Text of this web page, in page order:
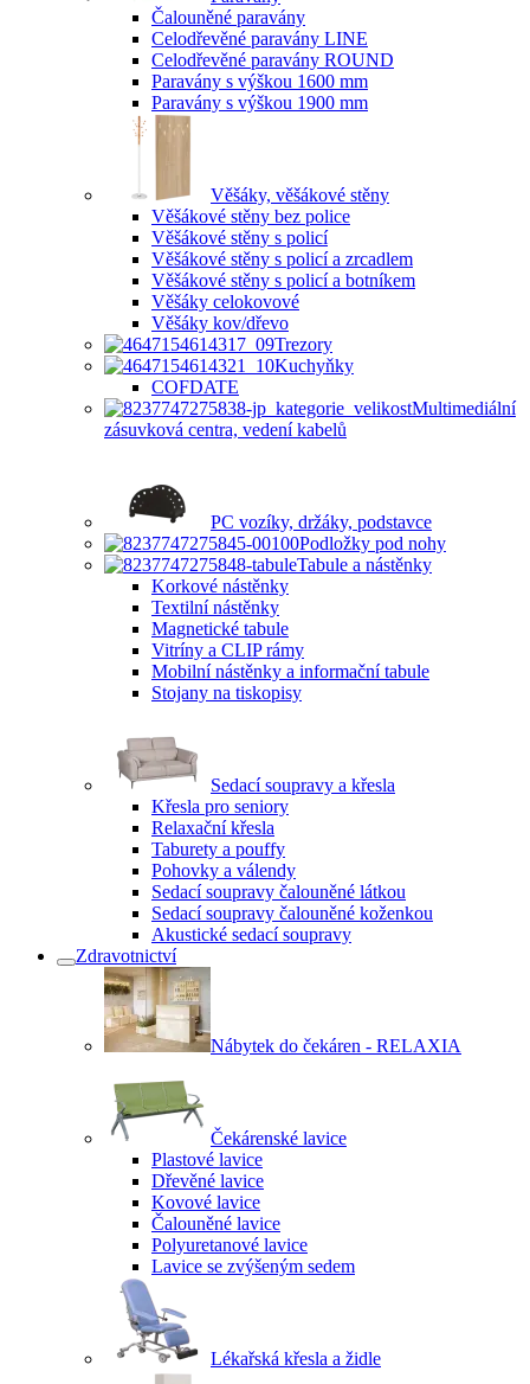
Čalouněné paravány
Celodřevěné paravány LINE
Celodřevěné paravány ROUND
Paravány s výškou 1600 mm
Paravány s výškou 1900 mm
Věšáky, věšákové stěny
Věšákové stěny bez police
Věšákové stěny s policí
Věšákové stěny s policí a zrcadlem
Věšákové stěny s policí a botníkem
Věšáky celokovové
Věšáky kov/dřevo
Trezory
Kuchyňky
COFDATE
Multimediální
zásuvková centra, vedení kabelů
PC vozíky, držáky, podstavce
Podložky pod nohy
Tabule a nástěnky
Korkové nástěnky
Textilní nástěnky
Magnetické tabule
Vitríny a CLIP rámy
Mobilní nástěnky a informační tabule
Stojany na tiskopisy
Sedací soupravy a křesla
Křesla pro seniory
Relaxační křesla
Taburety a pouffy
Pohovky a válendy
Sedací soupravy čalouněné látkou
Sedací soupravy čalouněné koženkou
Akustické sedací soupravy
Zdravotnictví
Nábytek do čekáren - RELAXIA
Čekárenské lavice
Plastové lavice
Dřevěné lavice
Kovové lavice
Čalouněné lavice
Polyuretanové lavice
Lavice se zvýšeným sedem
Lékařská křesla a židle